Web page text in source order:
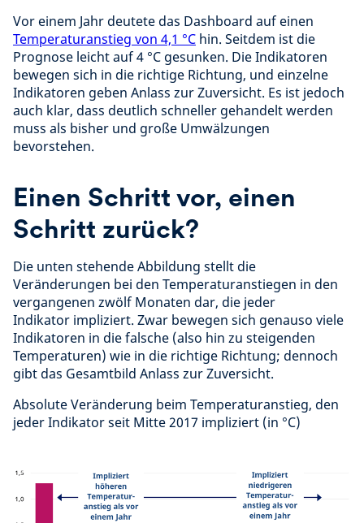
Vor einem Jahr deutete das Dashboard auf einen
Temperaturanstieg von 4,1 °C hin. Seitdem ist die
Prognose leicht auf 4 °C gesunken. Die Indikatoren
bewegen sich in die richtige Richtung, und einzelne
Indikatoren geben Anlass zur Zuversicht. Es ist jedoch
auch klar, dass deutlich schneller gehandelt werden
muss als bisher und große Umwälzungen
bevorstehen.
Einen Schritt vor, einen
Schritt zurück?
Die unten stehende Abbildung stellt die
Veränderungen bei den Temperaturanstiegen in den
vergangenen zwölf Monaten dar, die jeder
Indikator impliziert. Zwar bewegen sich genauso viele
Indikatoren in die falsche (also hin zu steigenden
Temperaturen) wie in die richtige Richtung; dennoch
gibt das Gesamtbild Anlass zur Zuversicht.
Absolute Veränderung beim Temperaturanstieg, den
jeder Indikator seit Mitte 2017 impliziert (in °C)